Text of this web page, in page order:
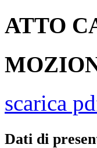
ATTO
scarica
Dati di